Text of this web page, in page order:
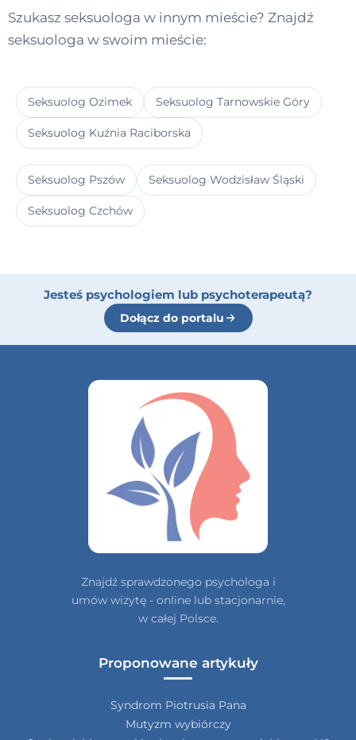
Szukasz seksuologa w innym mieście? Znajdź
seksuologa w swoim mieście:
Seksuolog Ozimek Seksuolog Tarnowskie Góry
Seksuolog Kuźnia Raciborska
Seksuolog Pszów Seksuolog Wodzisław Śląski
Seksuolog Czchów
Jesteś psychologiem lub psychoterapeutą?
Dołącz do portalu
Znajdź sprawdzonego psychologa i
umów wizytę - online lub stacjonarnie,
w całej Polsce.
Proponowane artykuły
Syndrom Piotrusia Pana
Mutyzm wybiórczy